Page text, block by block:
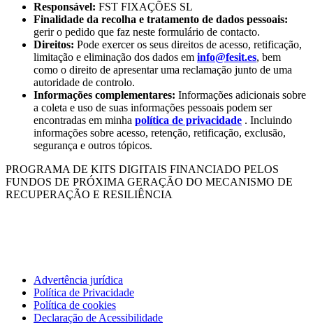
Responsável: FST FIXAÇÕES SL
Finalidade da recolha e tratamento de dados pessoais:
gerir o pedido que faz neste formulário de contacto.
Direitos: Pode exercer os seus direitos de acesso, retificação,
limitação e eliminação dos dados em info@fesit.es, bem
como o direito de apresentar uma reclamação junto de uma
autoridade de controlo.
Informações complementares: Informações adicionais sobre
a coleta e uso de suas informações pessoais podem ser
encontradas em minha política de privacidade . Incluindo
informações sobre acesso, retenção, retificação, exclusão,
segurança e outros tópicos.
PROGRAMA DE KITS DIGITAIS FINANCIADO PELOS
FUNDOS DE PRÓXIMA GERAÇÃO DO MECANISMO DE
RECUPERAÇÃO E RESILIÊNCIA
Advertência jurídica
Política de Privacidade
Política de cookies
Declaração de Acessibilidade